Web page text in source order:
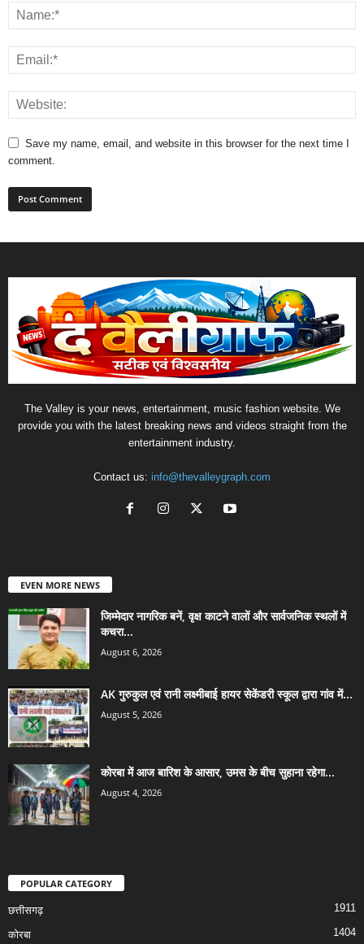
Save my name, email, and website in this browser for the next time I
comment.
The Valley is your news, entertainment, music fashion website. We
provide you with the latest breaking news and videos straight from the
entertainment industry.
Contact us: info@thevalleygraph.com
EVEN MORE NEWS
जिम्मेदार नागरिक बनें, वृक्ष काटने वालों और सार्वजनिक स्थलों में
कचरा...
August 6, 2026
AK गुरुकुल एवं रानी लक्ष्मीबाई हायर सेकेंडरी स्कूल द्वारा गांव में...
August 5, 2026
कोरबा में आज बारिश के आसार, उमस के बीच सुहाना रहेगा...
August 4, 2026
POPULAR CATEGORY
छत्तीसगढ़ 1911
कोरबा 1404